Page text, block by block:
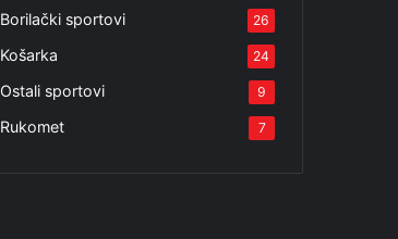
Borilački sportovi 26
Košarka 24
Ostali sportovi 9
Rukomet 7